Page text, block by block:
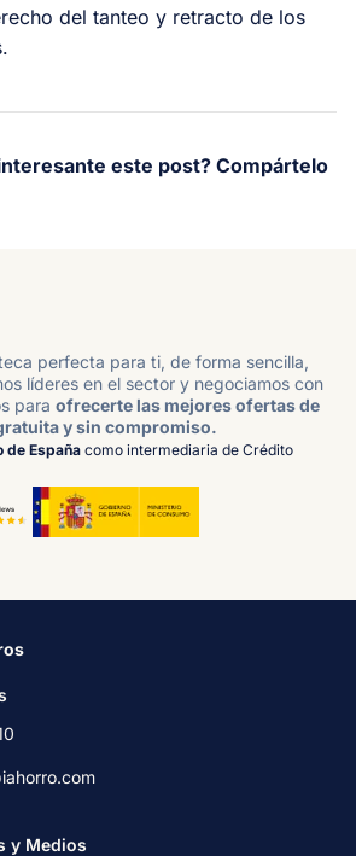
del tanteo y retracto de los
este post? Compártelo
perfecta para ti, de forma sencilla,
líderes en el sector y negociamos con
para ofrecerte las mejores ofertas de
y sin compromiso.
de España como intermediaria de Crédito
y Medios